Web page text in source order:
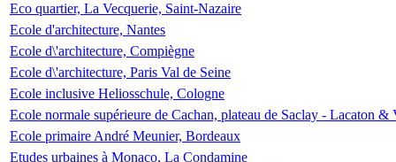
Eco quartier, La Vecquerie, Saint-Nazaire
Ecole d'architecture, Nantes
Ecole d\'architecture, Compiègne
Ecole d\'architecture, Paris Val de Seine
Ecole inclusive Heliosschule, Cologne
Ecole normale supérieure de Cachan, plateau de Saclay - Lacaton &
Ecole primaire André Meunier, Bordeaux
Etudes urbaines à Monaco, La Condamine